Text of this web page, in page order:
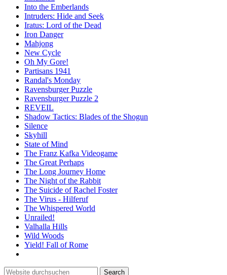
Into the Emberlands
Intruders: Hide and Seek
Iratus: Lord of the Dead
Iron Danger
Mahjong
New Cycle
Oh My Gore!
Partisans 1941
Randal's Monday
Ravensburger Puzzle
Ravensburger Puzzle 2
REVEIL
Shadow Tactics: Blades of the Shogun
Silence
Skyhill
State of Mind
The Franz Kafka Videogame
The Great Perhaps
The Long Journey Home
The Night of the Rabbit
The Suicide of Rachel Foster
The Virus - Hilferuf
The Whispered World
Unrailed!
Valhalla Hills
Wild Woods
Yield! Fall of Rome